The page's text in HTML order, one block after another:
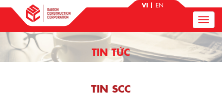
VI EN
TIN TỨC
TIN SCC